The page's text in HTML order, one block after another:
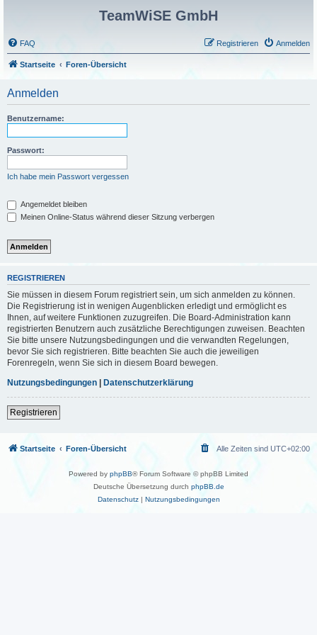
TeamWiSE GmbH
FAQ Anmelden
Registrieren
Startseite Foren-Übersicht
Anmelden
Benutzername:
Passwort:
Ich habe mein Passwort vergessen
Angemeldet bleiben
Meinen Online-Status während dieser Sitzung verbergen
REGISTRIEREN
Sie müssen in diesem Forum registriert sein, um sich anmelden zu können.
Die Registrierung ist in wenigen Augenblicken erledigt und ermöglicht es
Ihnen, auf weitere Funktionen zuzugreifen. Die Board-Administration kann
registrierten Benutzern auch zusätzliche Berechtigungen zuweisen. Beachten
Sie bitte unsere Nutzungsbedingungen und die verwandten Regelungen,
bevor Sie sich registrieren. Bitte beachten Sie auch die jeweiligen
Forenregeln, wenn Sie sich in diesem Board bewegen.
Nutzungsbedingungen | Datenschutzerklärung
Registrieren
Startseite Foren-Übersicht Alle Zeiten sind UTC+02:00
Powered by phpBB® Forum Software © phpBB Limited
Deutsche Übersetzung durch phpBB.de
Datenschutz| Nutzungsbedingungen